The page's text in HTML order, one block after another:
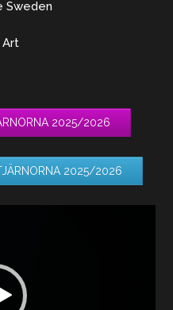
Sweden
Art
2025/2026
2025/2026